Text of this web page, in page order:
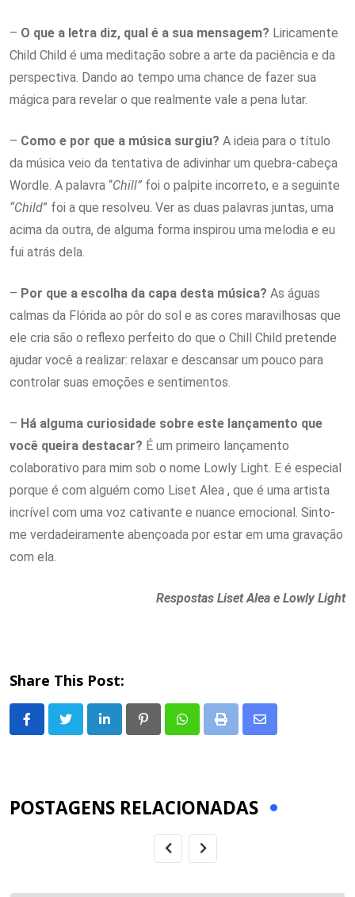
– O que a letra diz, qual é a sua mensagem? Liricamente
Child Child é uma meditação sobre a arte da paciência e da
perspectiva. Dando ao tempo uma chance de fazer sua
mágica para revelar o que realmente vale a pena lutar.
– Como e por que a música surgiu? A ideia para o título
da música veio da tentativa de adivinhar um quebra-cabeça
Wordle. A palavra “Chill” foi o palpite incorreto, e a seguinte
“Child” foi a que resolveu. Ver as duas palavras juntas, uma
acima da outra, de alguma forma inspirou uma melodia e eu
fui atrás dela.
– Por que a escolha da capa desta música? As águas
calmas da Flórida ao pôr do sol e as cores maravilhosas que
ele cria são o reflexo perfeito do que o Chill Child pretende
ajudar você a realizar: relaxar e descansar um pouco para
controlar suas emoções e sentimentos.
– Há alguma curiosidade sobre este lançamento que
você queira destacar? É um primeiro lançamento
colaborativo para mim sob o nome Lowly Light. E é especial
porque é com alguém como Liset Alea , que é uma artista
incrível com uma voz cativante e nuance emocional. Sinto-
me verdadeiramente abençoada por estar em uma gravação
com ela.
Respostas Liset Alea e Lowly Light
Share This Post:
LinkedIn PinterestWhatsappPrint
Share
POSTAGENS RELACIONADAS